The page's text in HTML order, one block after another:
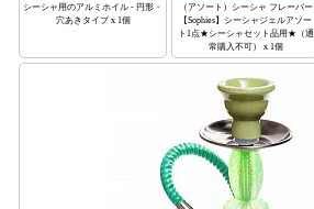
シーシャ用のアルミホイル - 円形・
穴あきタイプ x 1個
（アソート）シーシャ フレーバー
【Sophies】シーシャジェルアソー
ト1点★シーシャセット品用★（通
常購入不可） x 1個